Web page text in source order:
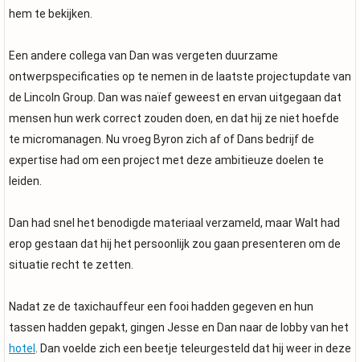
hem te bekijken.
Een andere collega van Dan was vergeten duurzame
ontwerpspecificaties op te nemen in de laatste projectupdate van
de Lincoln Group. Dan was naïef geweest en ervan uitgegaan dat
mensen hun werk correct zouden doen, en dat hij ze niet hoefde
te micromanagen. Nu vroeg Byron zich af of Dans bedrijf de
expertise had om een project met deze ambitieuze doelen te
leiden.
Dan had snel het benodigde materiaal verzameld, maar Walt had
erop gestaan dat hij het persoonlijk zou gaan presenteren om de
situatie recht te zetten.
Nadat ze de taxichauffeur een fooi hadden gegeven en hun
tassen hadden gepakt, gingen Jesse en Dan naar de lobby van het
hotel
. Dan voelde zich een beetje teleurgesteld dat hij weer in deze